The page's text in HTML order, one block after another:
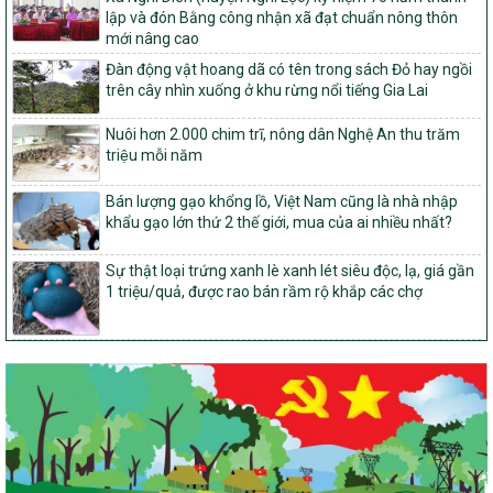
giai đoạn 2021-2025 được kéo dài sang năm 2026
827/QĐ-BNNMT
Quyết định Ban hành Kế hoạch triển khai thực hiện Chương trình
mục tiêu quốc gia xây dựng nông thôn mới, giảm nghèo bền
vững và phát triển kinh tế – xã hội vùng đồng bào dân tộc thiểu
số và miền núi giai đoạn 2026-2035, giai đoạn I: Từ năm 2026
đến năm 2030
14/2026/TT-BNNMT
Hướng dẫn thực hiện một số nội dung tiêu chí, điều kiện thuộc Bộ
tiêu chí quốc gia về nông thôn mới giai đoạn 2026 – 2030 thuộc
phạm vi quản lý nhà nước của Bộ Nông nghiệp và Môi trường
417/QĐ-BNNMT
Phê duyệt Chương trình mục tiêu quốc gia xây dựng nông thôn
mới, giảm nghèo bền vững và phát triển kinh tế – xã hội vùng
đoạn I: Từ năm 2026 đến năm 2030
Nghị quyết số 08/2026/NQ-HĐND
Quy định nguyên tắc, tiêu chí, định mức phân bổ ngân sách trung
ương thực hiện Chương trình mục tiêu quốc gia xây dựng nông
thôn mới, giảm nghèo bền vững và phát triển kinh tế – xã hội
lập và đón Bằng công nhận xã đạt chuẩn nông thôn
mới nâng cao
Đàn động vật hoang dã có tên trong sách Đỏ hay ngồi
trên cây nhìn xuống ở khu rừng nổi tiếng Gia Lai
Nuôi hơn 2.000 chim trĩ, nông dân Nghệ An thu trăm
triệu mỗi năm
Bán lượng gạo khổng lồ, Việt Nam cũng là nhà nhập
khẩu gạo lớn thứ 2 thế giới, mua của ai nhiều nhất?
Sự thật loại trứng xanh lè xanh lét siêu độc, lạ, giá gần
1 triệu/quả, được rao bán rầm rộ khắp các chợ